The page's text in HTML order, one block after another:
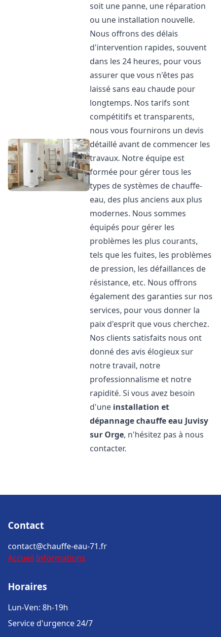
soit une panne, une réparation
ou une installation nouvelle.
Nous offrons des délais
d'intervention rapides, souvent
dans les 24 heures, pour vous
assurer que vous n'êtes pas
laissé sans eau chaude pour
longtemps. Nos tarifs sont
compétitifs et transparents,
nous vous fournirons un devis
détaillé avant de commencer les
travaux. Notre équipe est
formée pour gérer tous les
types de systèmes de chauffe-
eau, des plus anciens aux plus
modernes. Nous sommes
équipés pour gérer les
problèmes les plus courants,
tels que les fuites, les problèmes
de pression, les défaillances de
résistance, etc. Nous offrons
également des garanties sur nos
services, pour vous donner la
paix d'esprit que vous cherchez.
Nos clients satisfaits nous ont
donné des avis élogieux sur
notre travail, notre
professionnalisme et notre
rapidité. Si vous avez besoin
d'une installation et
dépannage chauffe eau Juvisy
sur Orge, n'hésitez pas à nous
contacter.
Contact
contact@chauffe-eau-71.fr
Accueil Informations
Horaires
Lun-Ven: 8h-19h
Service d'urgence 24/7